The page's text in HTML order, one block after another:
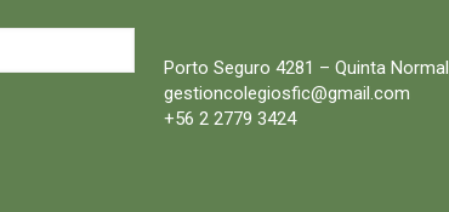
Porto Seguro 4281 – Quinta Normal
gestioncolegiosfic@gmail.com
+56 2 2779 3424